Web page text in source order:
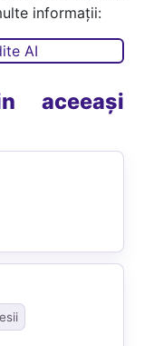
informații:
AI
aceeași